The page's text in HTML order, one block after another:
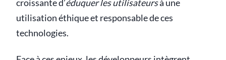
croissante d’éduquer les utilisateursà une
utilisation éthique et responsable de ces
technologies.